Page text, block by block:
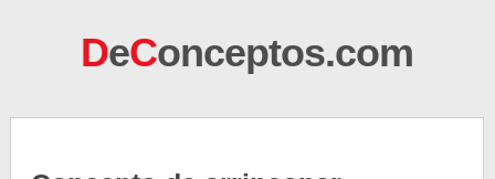
DeConceptos.com